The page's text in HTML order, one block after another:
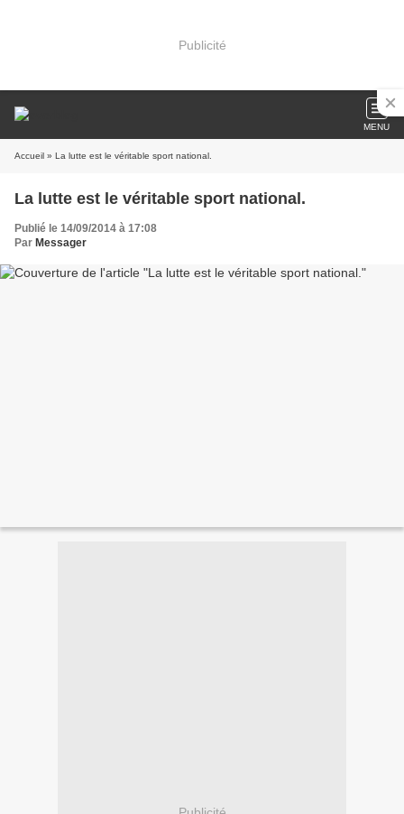
Publicité
MENU
Accueil » La lutte est le véritable sport national.
La lutte est le véritable sport national.
Publié le 14/09/2014 à 17:08
Par Messager